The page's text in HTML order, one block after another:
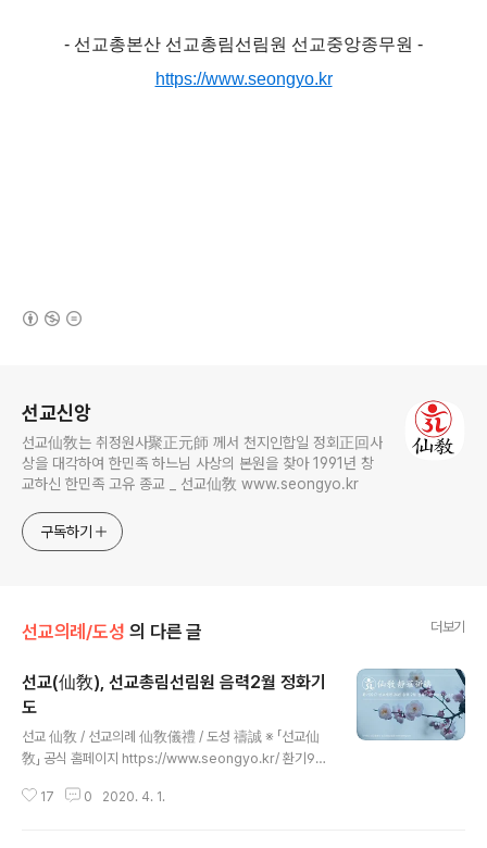
- 선교총본산 선교총림선림원 선교중앙종무원 -
https://www.seongyo.kr
선교신앙
선교仙敎는 취정원사聚正元師 께서 천지인합일 정회正回사
상을 대각하여 한민족 하느님 사상의 본원을 찾아 1991년 창
교하신 한민족 고유 종교 _ 선교仙敎 www.seongyo.kr
구독하기
선교의례/도성 의 다른 글 더보기
선교(仙敎), 선교총림선림원 음력2월 정화기
도
선교 仙敎 / 선교의례 仙敎儀禮 / 도성 禱誠 ※ 「선교仙
敎」 공식 홈페이지 https://www.seongyo.kr/ 환기921
교총림 정화기도 韓民族固有宗敎仙敎 紀九二一七年
17 0 2020. 4. 1.